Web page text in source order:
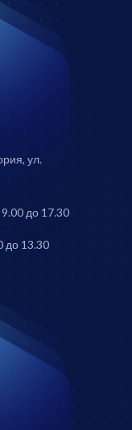
ул.
до 17.30
до 13.30